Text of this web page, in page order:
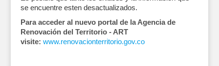
se encuentre esten desactualizados.
Para acceder al nuevo portal de la Agencia de
Renovación del Territorio - ART
visite: www.renovacionterritorio.gov.co